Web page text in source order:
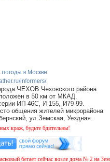
в Москве
informers/
ЧЕХОВ Чеховского района
в 50 км от МКАД.
ИП-46С, И-155, И79-99.
общения жителей микрорайона
ул.Земская, Уездная.
бдительны!
бегает сейчас возле дома № 2 на